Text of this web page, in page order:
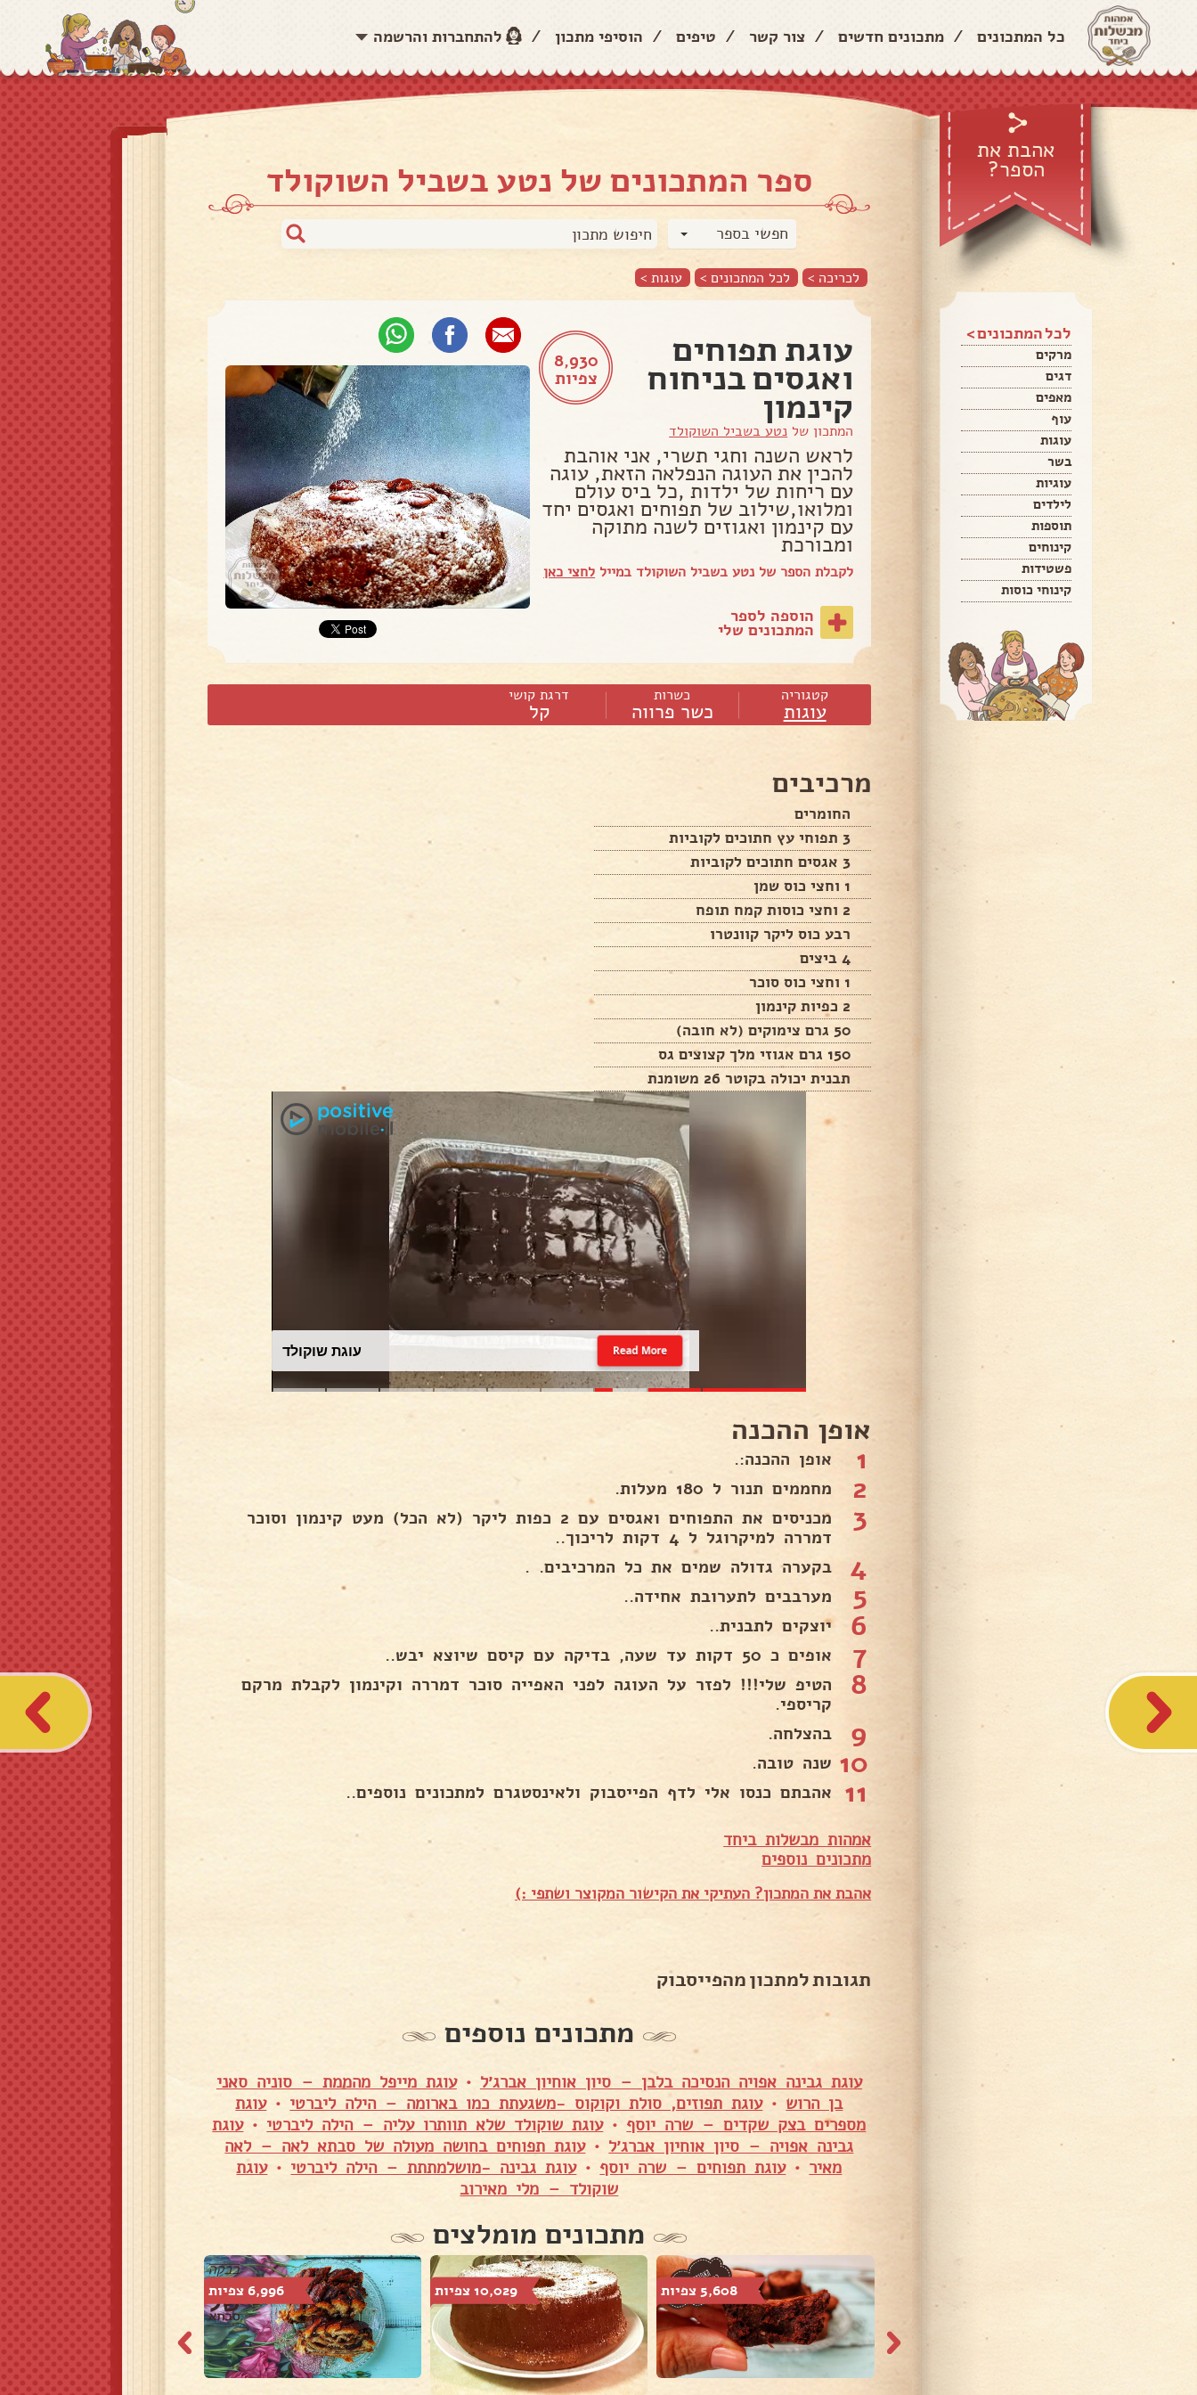
כל המתכונים / מתכונים חדשים / צור קשר / טיפים / הוסיפי מתכון / להתחברות והרשמה
אהבת את
הספר?
לכל המתכונים >
מרקים
דגים
מאפים
עוף
עוגות
בשר
עוגיות
לילדים
תוספות
קינוחים
פשטידות
קינוחי כוסות
ספר המתכונים של נטע בשביל השוקולד
חפשי בספר
לכריכה > לכל המתכונים > עוגות >
8,930
צפיות
עוגת תפוחים
ואגסים בניחוח
קינמון
המתכון של נטע בשביל השוקולד
לראש השנה וחגי תשרי, אני אוהבת
להכין את העוגה הנפלאה הזאת, עוגה
עם ריחות של ילדות ,כל ביס עולם
ומלואו,שילוב של תפוחים ואגסים יחד
עם קינמון ואגוזים לשנה מתוקה
ומבורכת
לקבלת הספר של נטע בשביל השוקולד במייל לחצי כאן
הוספה לספר
המתכונים שלי
קטגוריה
עוגות
כשרות
כשר פרווה
דרגת קושי
קל
מרכיבים
החומרים
3 תפוחי עץ חתוכים לקוביות
3 אגסים חתוכים לקוביות
1 וחצי כוס שמן
2 וחצי כוסות קמח תופח
רבע כוס ליקר קוונטרו
4 ביצים
1 וחצי כוס סוכר
2 כפיות קינמון
50 גרם צימוקים (לא חובה)
150 גרם אגוזי מלך קצוצים גס
תבנית יכולה בקוטר 26 משומנת
עוגת שוקולד Read More
אופן ההכנה
1 אופן ההכנה:.
2 מחממים תנור ל 180 מעלות.
3
מכניסים את התפוחים ואגסים עם 2 כפות ליקר (לא הכל) מעט קינמון וסוכר
דמררה למיקרוגל ל 4 דקות לריכוך..
4 בקערה גדולה שמים את כל המרכיבים. .
5 מערבבים לתערובת אחידה..
6 יוצקים לתבנית..
7 אופים כ 50 דקות עד שעה, בדיקה עם קיסם שיוצא יבש..
8
הטיפ שלי!!! לפזר על העוגה לפני האפייה סוכר דמררה וקינמון לקבלת מרקם
קריספי.
9 בהצלחה.
10 שנה טובה.
11 אהבתם כנסו אלי לדף הפייסבוק ולאינסטגרם למתכונים נוספים..
אמהות מבשלות ביחד
מתכונים נוספים
אהבת את המתכון? העתיקי את הקישור המקוצר ושתפי :)
תגובות למתכון מהפייסבוק
מתכונים נוספים
עוגת גבינה אפויה הנסיכה בלבן – סיון אוחיון אברג׳ל •עוגת מייפל מהממת – סוניה סאני
בן הרוש •עוגת תפוזים, סולת וקוקוס -משגעתת כמו בארומה – הילה ליברטי •עוגת
מספרים בצק שקדים – שרה יוסף •עוגת שוקולד שלא תוותרו עליה – הילה ליברטי •עוגת
גבינה אפויה – סיון אוחיון אברג׳ל •עוגת תפוחים בחושה מעולה של סבתא לאה – לאה
מאיר •עוגת תפוחים – שרה יוסף •עוגת גבינה -מושלמתתת – הילה ליברטי •עוגת
שוקולד – מלי מאירוב
מתכונים מומלצים
5,608 צפיות 10,029 צפיות 6,996 צפיות